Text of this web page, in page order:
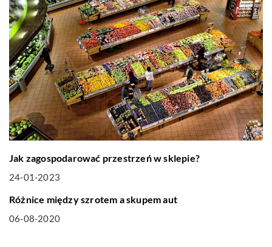
Jak zagospodarować przestrzeń w sklepie?
24-01-2023
BIZNES I FINANSE
Różnice między szrotem a skupem aut
06-08-2020